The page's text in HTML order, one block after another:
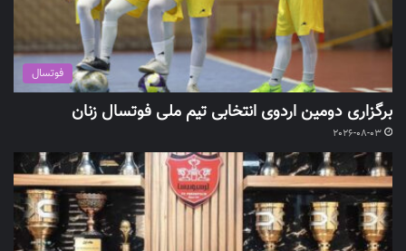
فوتسال
برگزاری دومین اردوی انتخابی تیم ملی فوتسال زنان
2026-08-03